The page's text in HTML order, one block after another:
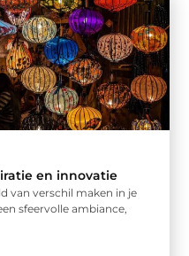
en innovatie
van verschil maken in je
sfeervolle ambiance,